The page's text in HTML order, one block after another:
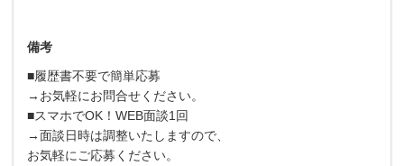
備考
■履歴書不要で簡単応募
→お気軽にお問合せください。
■スマホでOK！WEB面談1回
→面談日時は調整いたしますので、
お気軽にご応募ください。